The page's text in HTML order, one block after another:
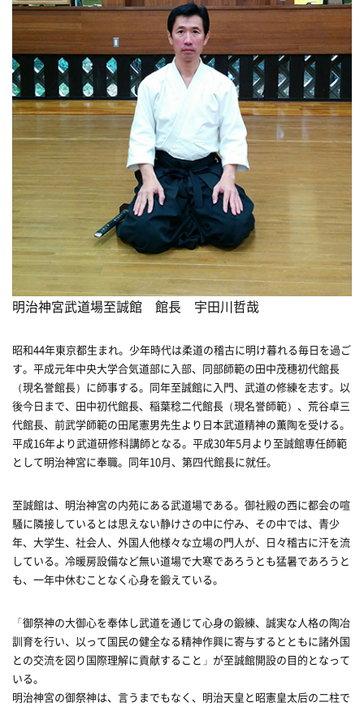
明治神宮武道場至誠館 館長 宇田川哲哉
昭和44年東京都生まれ。少年時代は柔道の稽古に明け暮れる毎日を過ご
す。平成元年中央大学合気道部に入部、同部師範の田中茂穗初代館長
（現名誉館長）に師事する。同年至誠館に入門、武道の修練を志す。以
後今日まで、田中初代館長、稲葉稔二代館長（現名誉師範）、荒谷卓三
代館長、前武学師範の田尾憲男先生より日本武道精神の薫陶を受ける。
平成16年より武道研修科講師となる。平成30年5月より至誠館専任師範
として明治神宮に奉職。同年10月、第四代館長に就任。
至誠館は、明治神宮の内苑にある武道場である。御社殿の西に都会の喧
騒に隣接しているとは思えない静けさの中に佇み、その中では、青少
年、大学生、社会人、外国人他様々な立場の門人が、日々稽古に汗を流
している。冷暖房設備など無い道場で大寒であろうとも猛暑であろうと
も、一年中休むことなく心身を鍛えている。
「御祭神の大御心を奉体し武道を通じて心身の鍛練、誠実な人格の陶冶
訓育を行い、以って国民の健全なる精神作興に寄与するとともに諸外国
との交流を図り国際理解に貢献すること」が至誠館開設の目的となって
いる。
明治神宮の御祭神は、言うまでもなく、明治天皇と昭憲皇太后の二柱で